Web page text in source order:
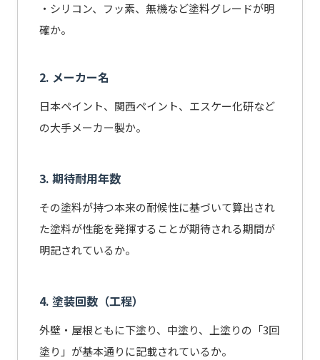
・シリコン、フッ素、無機など塗料グレードが明
確か。
2. メーカー名
日本ペイント、関西ペイント、エスケー化研など
の大手メーカー製か。
3. 期待耐用年数
その塗料が持つ本来の耐候性に基づいて算出され
た塗料が性能を発揮することが期待される期間が
明記されているか。
4. 塗装回数（工程）
外壁・屋根ともに下塗り、中塗り、上塗りの「3回
塗り」が基本通りに記載されているか。